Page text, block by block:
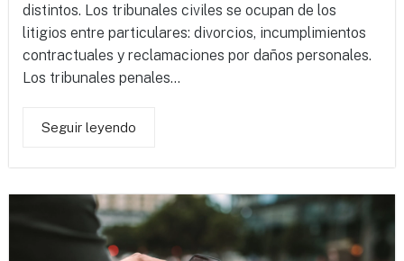
distintos. Los tribunales civiles se ocupan de los
litigios entre particulares: divorcios, incumplimientos
contractuales y reclamaciones por daños personales.
Los tribunales penales...
Seguir leyendo